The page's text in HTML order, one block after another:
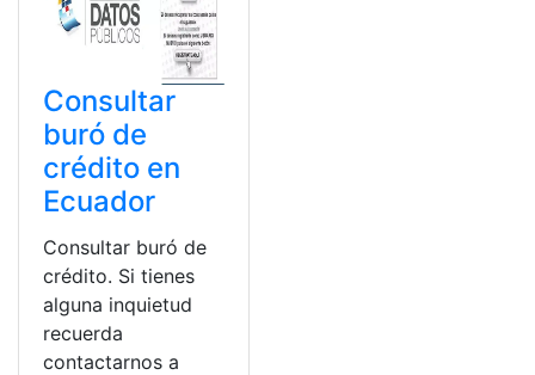
Consultar
buró de
crédito en
Ecuador
Consultar buró de
crédito. Si tienes
alguna inquietud
recuerda
contactarnos a